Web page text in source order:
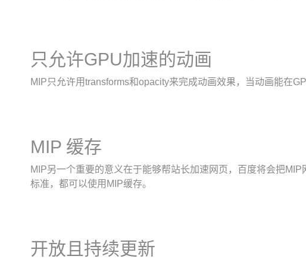
只允许GPU加速的动画
MIP只允许用transforms和opacity来完成动画效果，当动画能在
MIP 缓存
MIP另一个重要的意义在于能够帮站长加速网页，百度将会把
标准，都可以使用MIP缓存。
开放且持续更新